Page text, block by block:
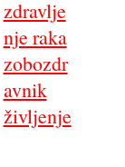
zdravlje
nje raka
zobozdr
avnik
življenje